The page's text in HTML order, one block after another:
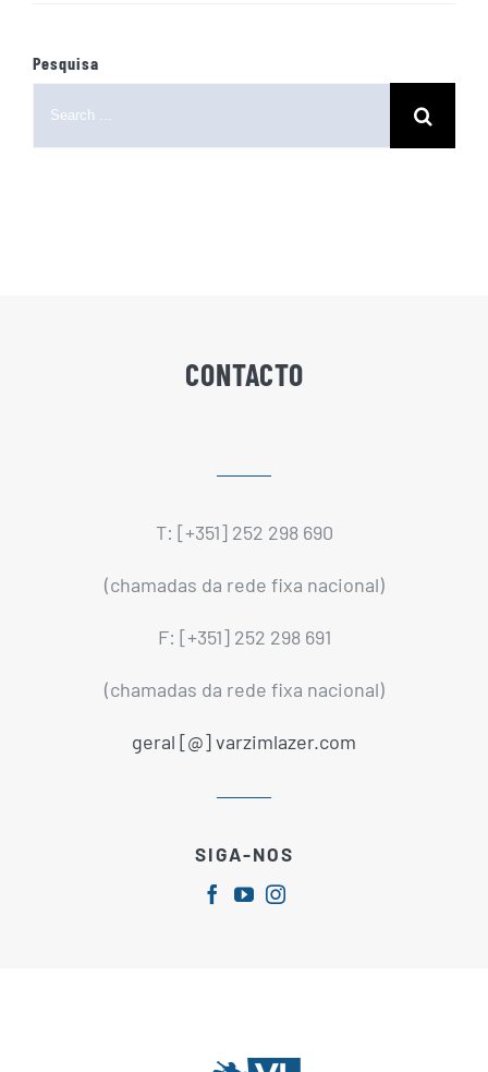
Pesquisa
CONTACTO
T: [+351] 252 298 690
(chamadas da rede fixa nacional)
F: [+351] 252 298 691
(chamadas da rede fixa nacional)
geral [@] varzimlazer.com
SIGA-NOS